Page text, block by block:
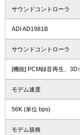
サウンドコントローラ
ADI AD1981B
サウンドコントローラ
[機能] PCM録音再生、
モデム速度
56K (単位 bps)
モデム規格